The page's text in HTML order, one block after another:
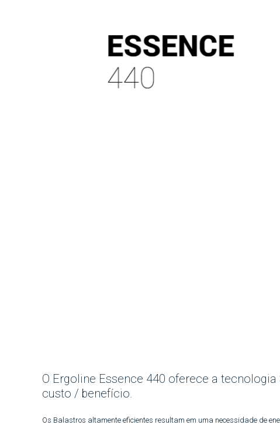
O Ergoline Essence 440 oferece a
custo / benefício.
Os Balastros altamente eficientes resultam em uma necessidade de